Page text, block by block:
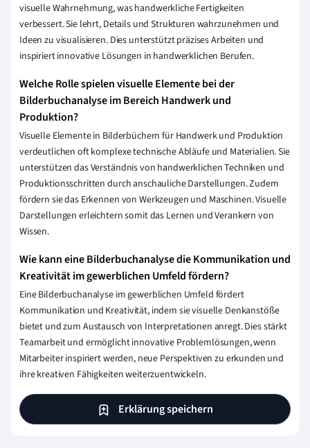
visuelle Wahrnehmung, was handwerkliche Fertigkeiten
verbessert. Sie lehrt, Details und Strukturen wahrzunehmen und
Ideen zu visualisieren. Dies unterstützt präzises Arbeiten und
inspiriert innovative Lösungen in handwerklichen Berufen.
Welche Rolle spielen visuelle Elemente bei der
Bilderbuchanalyse im Bereich Handwerk und
Produktion?
Visuelle Elemente in Bilderbüchern für Handwerk und Produktion
verdeutlichen oft komplexe technische Abläufe und Materialien. Sie
unterstützen das Verständnis von handwerklichen Techniken und
Produktionsschritten durch anschauliche Darstellungen. Zudem
fördern sie das Erkennen von Werkzeugen und Maschinen. Visuelle
Darstellungen erleichtern somit das Lernen und Verankern von
Wissen.
Wie kann eine Bilderbuchanalyse die Kommunikation und
Kreativität im gewerblichen Umfeld fördern?
Eine Bilderbuchanalyse im gewerblichen Umfeld fördert
Kommunikation und Kreativität, indem sie visuelle Denkanstöße
bietet und zum Austausch von Interpretationen anregt. Dies stärkt
Teamarbeit und ermöglicht innovative Problemlösungen, wenn
Mitarbeiter inspiriert werden, neue Perspektiven zu erkunden und
ihre kreativen Fähigkeiten weiterzuentwickeln.
Erklärung speichern